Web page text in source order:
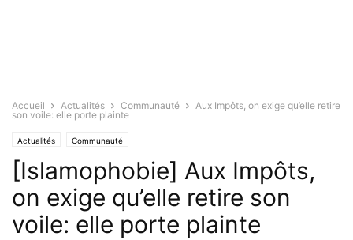
Accueil Actualités Communauté
Aux Impôts, on exige qu’elle retire
son voile: elle porte plainte
Actualités Communauté
[Islamophobie] Aux Impôts,
on exige qu’elle retire son
voile: elle porte plainte